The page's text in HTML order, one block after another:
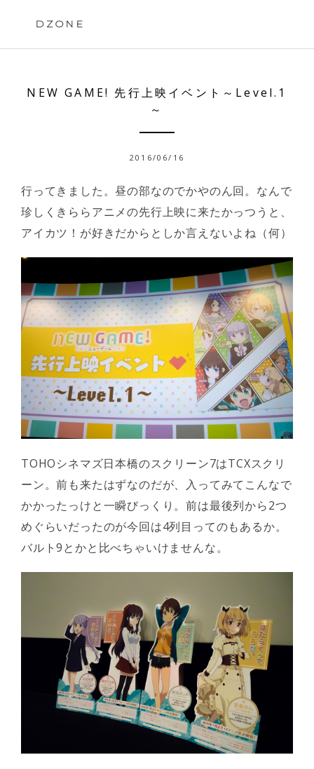
DZONE
NEW GAME! 先行上映イベント～Level.1
～
2016/06/16
行ってきました。昼の部なのでかやのん回。なんで
珍しくきららアニメの先行上映に来たかっつうと、
アイカツ！が好きだからとしか言えないよね（何）
TOHOシネマズ日本橋のスクリーン7はTCXスクリ
ーン。前も来たはずなのだが、入ってみてこんなで
かかったっけと一瞬びっくり。前は最後列から2つ
めぐらいだったのが今回は4列目ってのもあるか。
バルト9とかと比べちゃいけませんな。